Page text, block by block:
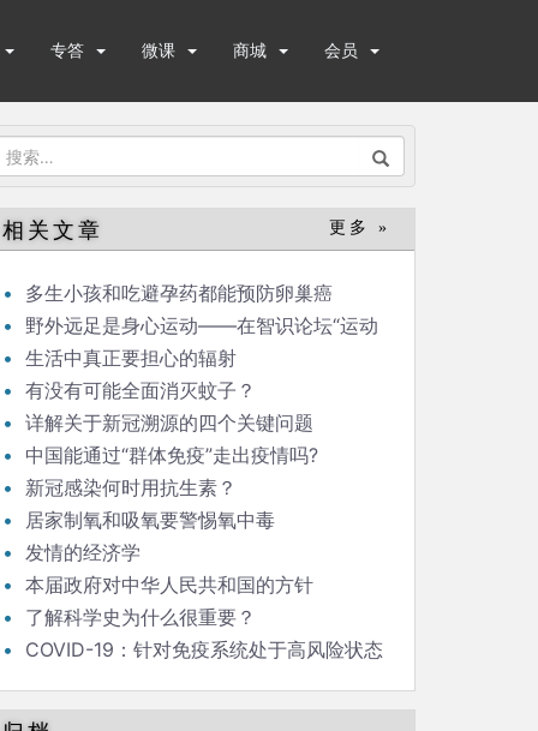
专答 微课 商城 会员
搜
：
相关文章 更多 »
多生小孩和吃避孕药都能预防卵巢癌
野外远足是身心运动——在智识论坛“运动
与健康”的发言
生活中真正要担心的辐射
有没有可能全面消灭蚊子？
详解关于新冠溯源的四个关键问题
中国能通过“群体免疫”走出疫情吗?
新冠感染何时用抗生素？
居家制氧和吸氧要警惕氧中毒
发情的经济学
本届政府对中华人民共和国的方针
了解科学史为什么很重要？
COVID-19：针对免疫系统处于高风险状态